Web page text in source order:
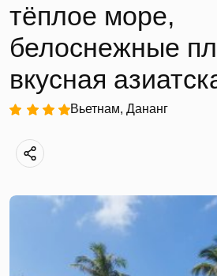
тёплое море,
белоснежные
вкусная
Вьетнам, Дананг